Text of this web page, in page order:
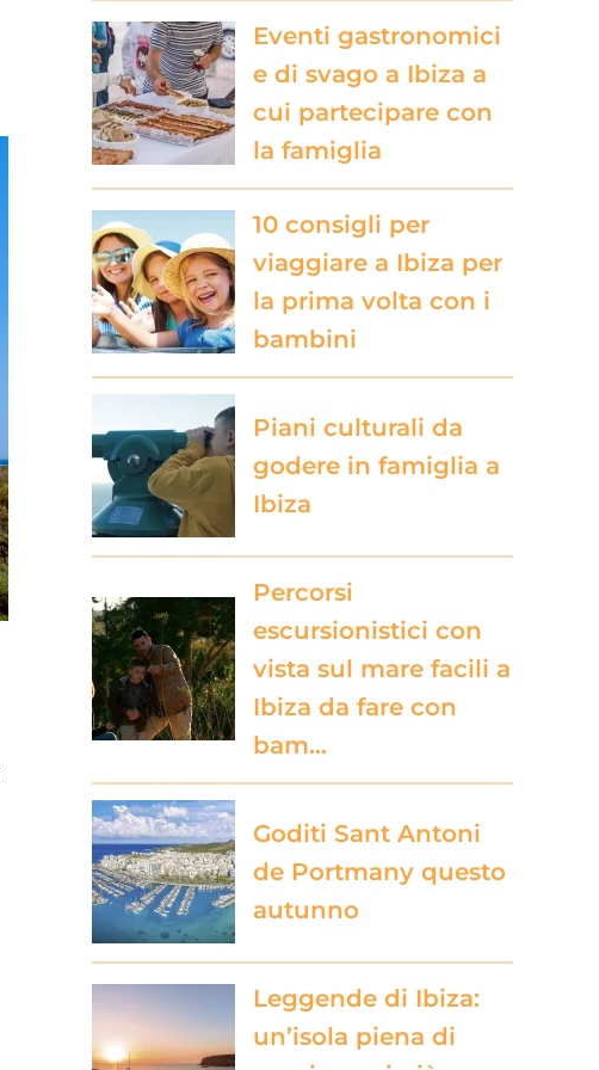
Eventi gastronomici
e di svago a Ibiza a
cui partecipare con
la famiglia
10 consigli per
viaggiare a Ibiza per
la prima volta con i
bambini
Piani culturali da
godere in famiglia a
Ibiza
Percorsi
escursionistici con
vista sul mare facili a
Ibiza da fare con
bam…
Goditi Sant Antoni
de Portmany questo
autunno
Leggende di Ibiza:
un’isola piena di